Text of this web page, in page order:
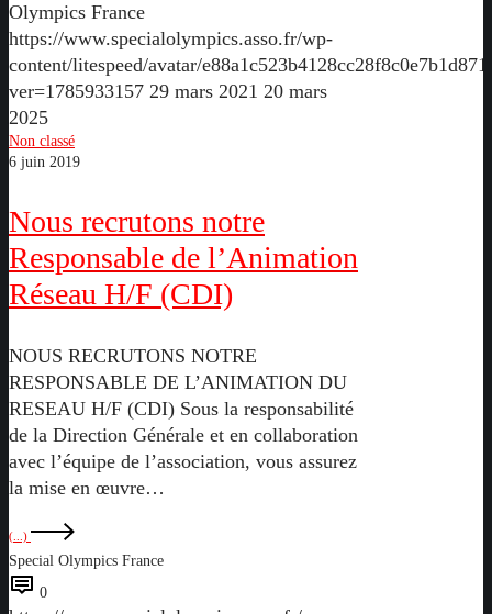
Olympics France
https://www.specialolympics.asso.fr/wp-
content/litespeed/avatar/
ver=1785933157 29 mars 2021 20 mars
2025
Non classé
6 juin 2019
Nous recrutons notre
Responsable de l’Animation
Réseau H/F (CDI)
NOUS RECRUTONS NOTRE
RESPONSABLE DE L’ANIMATION DU
RESEAU H/F (CDI) Sous la responsabilité
de la Direction Générale et en collaboration
avec l’équipe de l’association, vous assurez
la mise en œuvre…
(...)
Special Olympics France
0